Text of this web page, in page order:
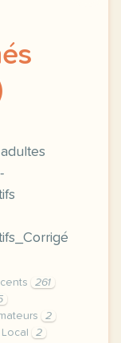
et adultes
261
2
Local
2